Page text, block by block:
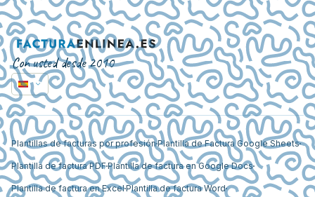
Con usted desde 2010
Plantillas de facturas por profesión Plantilla de Factura Google Sheets
Plantilla de factura PDFPlantilla de factura en Google Docs
Plantilla de factura en ExcelPlantilla de factura Word